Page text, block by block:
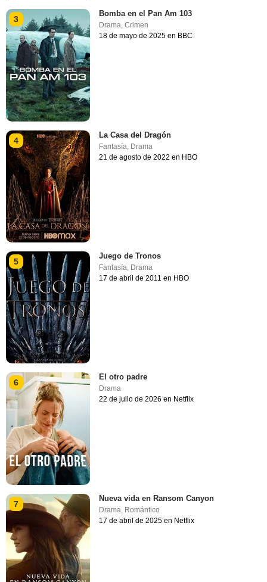
3
Bomba en el Pan Am 103
Drama,Crimen
18 de mayo de 2025 en BBC
4
La Casa del Dragón
Fantasía Drama
21 de agosto de 2022 en HBO
5
Juego de Tronos
Fantasía, Drama
17 de abril de 2011 en HBO
6
El otro padre
Drama
22 de julio de 2026 en Netflix
7
Nueva vida en Ransom Canyon
Drama Romántico
17 de abril de 2025 en Netflix